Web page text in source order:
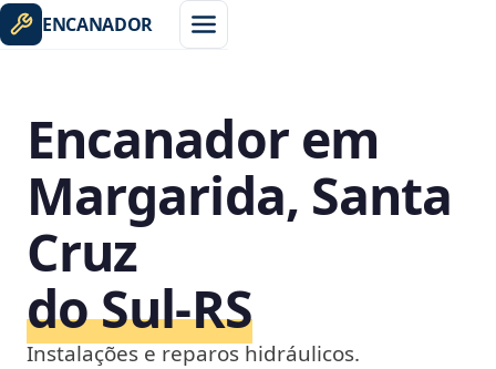
ENCANADOR
Encanador em
Margarida, Santa
Cruz
do Sul‑RS
Instalações e reparos hidráulicos.